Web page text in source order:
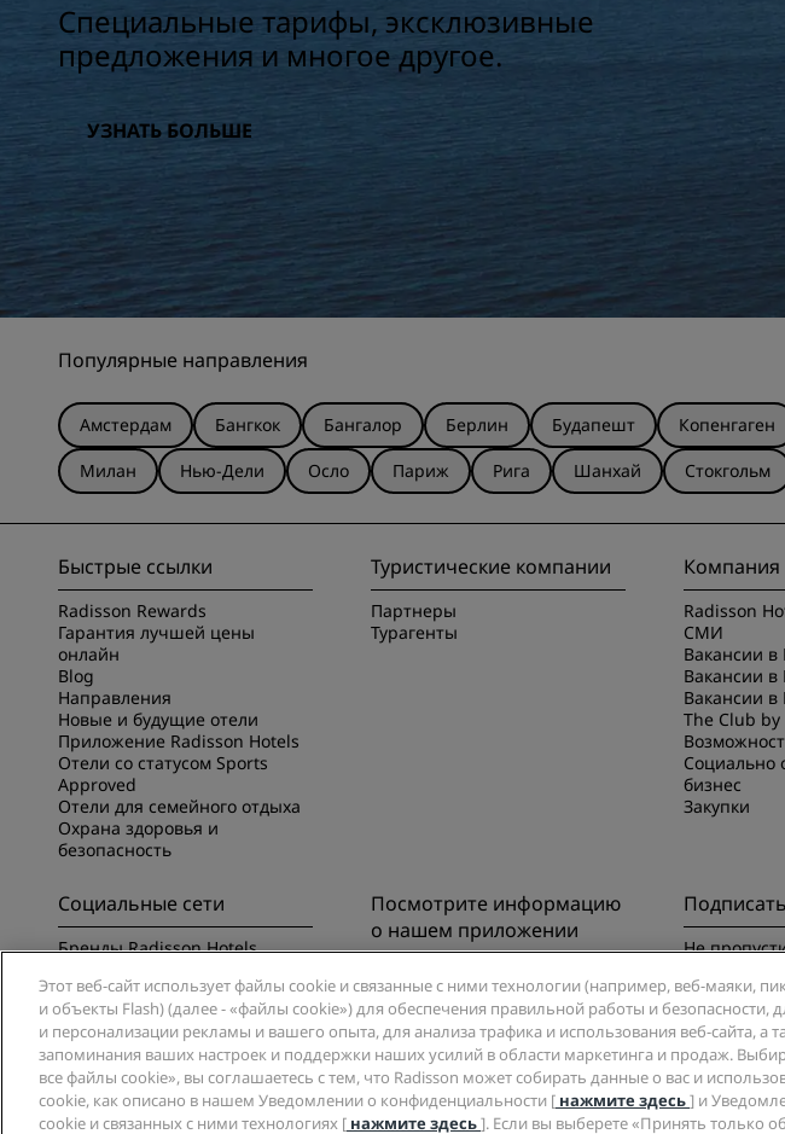
Специальные тарифы, эксклюзивные
предложения и многое другое.
УЗНАТЬ БОЛЬШЕ
Популярные направления
Амстердам Бангкок Бангалор Берлин Будапешт Копенгаген
Милан
Нью-Дели Осло Париж Рига Шанхай Стокгольм
Быстрые ссылки
Radisson Rewards
Гарантия лучшей цены
онлайн
Blog
Направления
Новые и будущие отели
Приложение Radisson Hotels
Отели со статусом Sports
Approved
Отели для семейного отдыха
Охрана здоровья и
безопасность
Туристические компании
Партнеры
Турагенты
Компания
Radisson
СМИ
Вакансии в
Вакансии в
Вакансии в
The Club by
Социально
бизнес
Закупки
Социальные сети
Бренды Radisson Hotels
Посмотрите информацию
о нашем приложении
Radisson Hotels
Не
Этот веб-сайт использует файлы cookie и связанные с ними технологии (например, веб-маяки,
и объекты Flash) (далее - «файлы cookie») для обеспечения правильной работы и безопасности,
и персонализации рекламы и вашего опыта, для анализа трафика и использования веб-сайта, а
запоминания ваших настроек и поддержки наших усилий в области маркетинга и продаж.
все файлы cookie», вы соглашаетесь с тем, что Radisson может собирать данные о вас и
cookie, как описано в нашем Уведомлении о конфиденциальности [ нажмите здесь] и
cookie и связанных с ними технологиях [ нажмите здесь]. Если вы выберете «Принять только